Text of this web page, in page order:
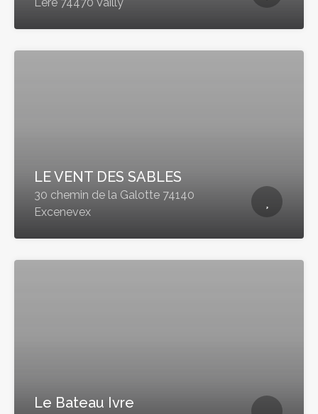
LE VENT DES SABLES
30 chemin de la Galotte 74140
Excenevex
Le Bateau Ivre